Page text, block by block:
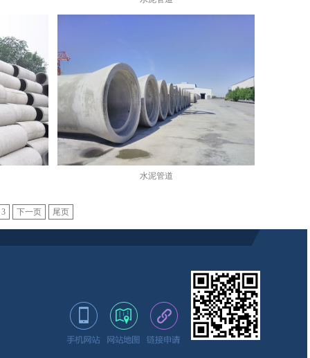
水泥管道
3 下一页 尾页